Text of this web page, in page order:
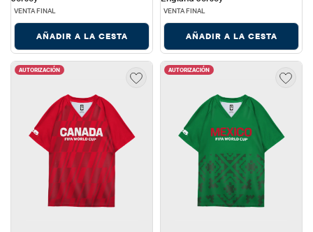
VENTA FINAL
AÑADIR A LA CESTA
VENTA FINAL
AÑADIR A LA CESTA
AUTORIZACIÓN AUTORIZACIÓN